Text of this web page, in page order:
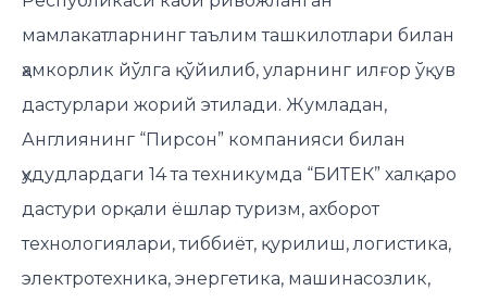
мамлакатларнинг таълим ташкилотлари билан
ҳамкорлик йўлга қўйилиб, уларнинг илғор ўқув
дастурлари жорий этилади. Жумладан,
Англиянинг “Пирсон” компанияси билан
ҳудудлардаги 14 та техникумда “БИТЕК” халқаро
дастури орқали ёшлар туризм, ахборот
технологиялари, тиббиёт, қурилиш, логистика,
электротехника, энергетика, машинасозлик,